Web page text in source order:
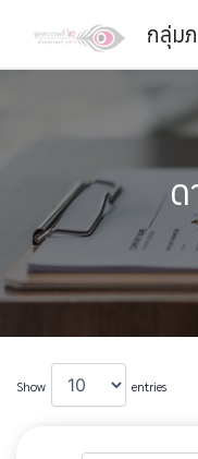
กลุ่ม
Show entries